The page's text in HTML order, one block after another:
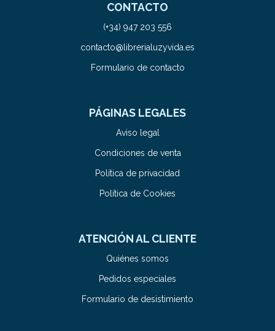
CONTACTO
(+34) 947 203 556
contacto@librerialuzyvida.es
Formulario de contacto
PÁGINAS LEGALES
Aviso legal
Condiciones de venta
Política de privacidad
Política de Cookies
ATENCIÓN AL CLIENTE
Quiénes somos
Pedidos especiales
Formulario de desistimiento